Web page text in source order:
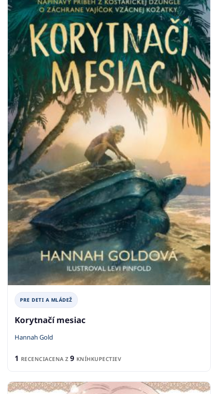
PRE DETI A MLÁDEŽ
Korytnačí mesiac
Hannah Gold
1 RECENCIACENA Z 9 KNÍHKUPECTIEV